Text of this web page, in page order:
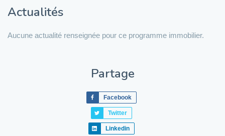
Actualités
Aucune actualité renseignée pour ce programme immobilier.
Partage
Facebook
Twitter
Linkedin